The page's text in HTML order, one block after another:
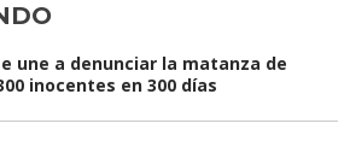
une a denunciar la matanza de
inocentes en 300 días